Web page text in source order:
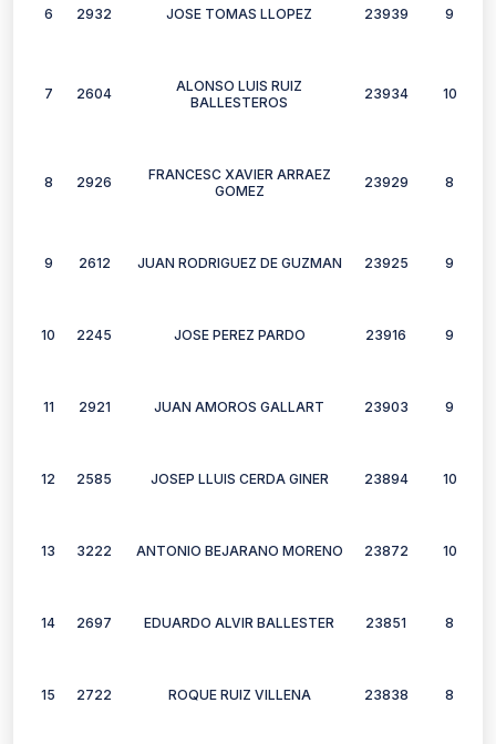
6 2932 JOSE TOMAS LLOPEZ 23939 9
7 2604
ALONSO LUIS RUIZ
BALLESTEROS
23934 10
8 2926
FRANCESC XAVIER ARRAEZ
GOMEZ
23929 8
9 2612 JUAN RODRIGUEZ DE GUZMAN 23925 9
10 2245 JOSE PEREZ PARDO 23916 9
11 2921 JUAN AMOROS GALLART 23903 9
12 2585 JOSEP LLUIS CERDA GINER 23894 10
13 3222 ANTONIO BEJARANO MORENO 23872 10
14 2697 EDUARDO ALVIR BALLESTER 23851 8
15 2722 ROQUE RUIZ VILLENA 23838 8